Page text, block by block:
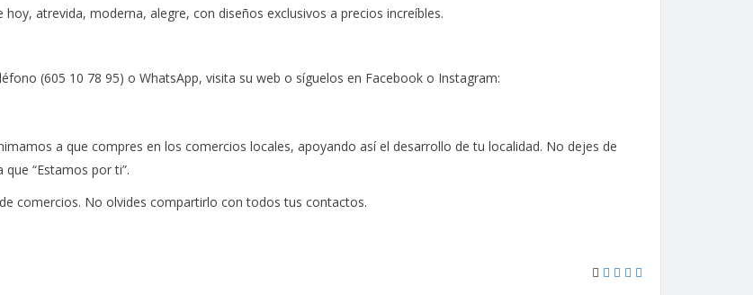
atrevida, moderna, alegre, con diseños exclusivos a precios increíbles.
(605 10 78 95) o WhatsApp, visita su web o síguelos en Facebook o Instagram:
a que compres en los comercios locales, apoyando así el desarrollo de tu localidad. No dejes de
que “Estamos por ti”.
comercios. No olvides compartirlo con todos tus contactos.